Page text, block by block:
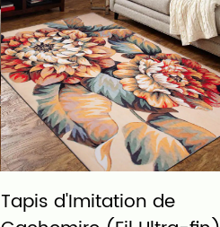
Tapis d'Imitation de